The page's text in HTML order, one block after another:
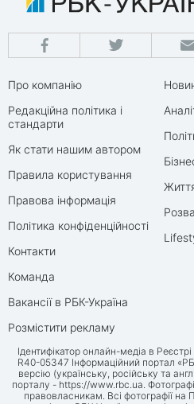
Про компанію
Редакційна політика і
стандарти
Як стати нашим автором
Правила користування
Правова інформація
Політика конфіденційності
Контакти
Команда
Вакансії в РБК-Україна
Розмістити рекламу
Ідентифікатор онлайн-медіа в
R40-05347 Інформаційний портал
версію (українську, російську та
порталу - https://www.rbc.ua.
правовласникам. Всі фотографії на